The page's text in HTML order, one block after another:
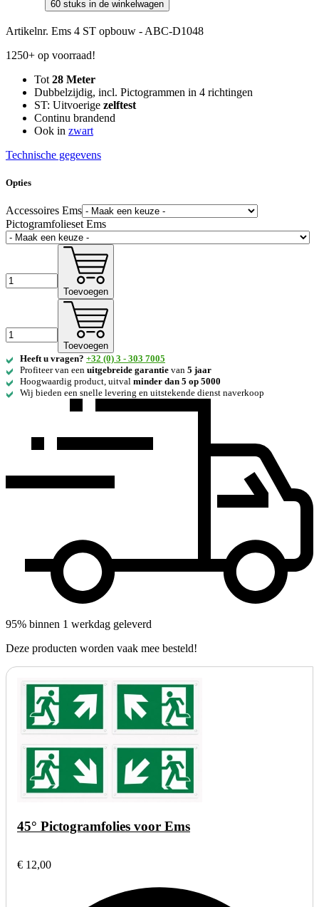
60 stuks in de winkelwagen
Artikelnr. Ems 4 ST opbouw - ABC-D1048
1250+ op voorraad!
Tot 28 Meter
Dubbelzijdig, incl. Pictogrammen in 4 richtingen
ST: Uitvoerige zelftest
Continu brandend
Ook in zwart
Technische gegevens
Opties
Accessoires Ems
Pictogramfolieset Ems
Toevoegen
Toevoegen
Heeft u vragen? +32 (0) 3 - 303 7005
Profiteer van een uitgebreide garantie van 5 jaar
Hoogwaardig product, uitval minder dan 5 op 5000
Wij bieden een snelle levering en uitstekende dienst naverkoop
95% binnen 1 werkdag geleverd
Deze producten worden vaak mee besteld!
45° Pictogramfolies voor Ems
€ 12,00